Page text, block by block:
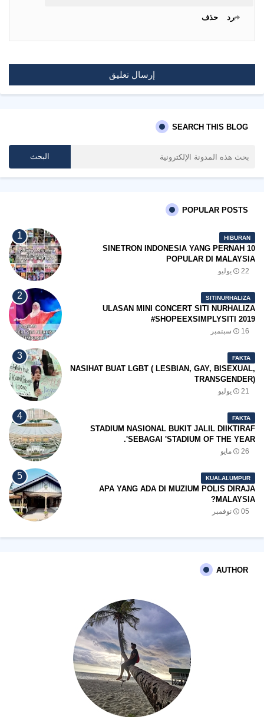
رد حذف
إرسال تعليق
SEARCH THIS BLOG
POPULAR POSTS
HIBURAN
10 SINETRON INDONESIA YANG PERNAH
POPULAR DI MALAYSIA
22 يوليو
SITINURHALIZA
ULASAN MINI CONCERT SITI NURHALIZA
#SHOPEEXSIMPLYSITI 2019
16 سبتمبر
FAKTA
NASIHAT BUAT LGBT ( LESBIAN, GAY, BISEXUAL,
TRANSGENDER)
21 يوليو
FAKTA
STADIUM NASIONAL BUKIT JALIL DIIKTIRAF
SEBAGAI 'STADIUM OF THE YEAR'.
26 مايو
KUALALUMPUR
APA YANG ADA DI MUZIUM POLIS DIRAJA
MALAYSIA?
05 نوفمبر
AUTHOR